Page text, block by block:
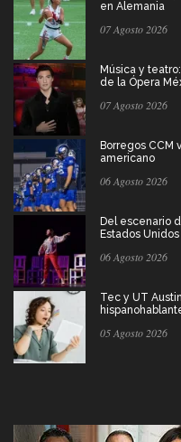
en Alemania
07 Agosto 2026
Música y
de la Ópera
07 Agosto 2026
Borregos CCM
americano
06 Agosto 2026
Del escenario
Estados Unidos
06 Agosto 2026
Tec y UT
05 Agosto 2026